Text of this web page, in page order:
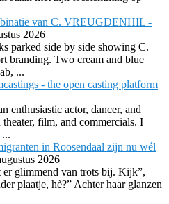
van C. VREUGDENHIL -
2026
parked side by side showing C.
branding. Two cream and blue
...
- the open casting platform
enthusiastic actor, dancer, and
film, and commercials. I
in Roosendaal zijn nu wél
2026
er glimmend van trots bij. Kijk”,
plaatje, hè?” Achter haar glanzen